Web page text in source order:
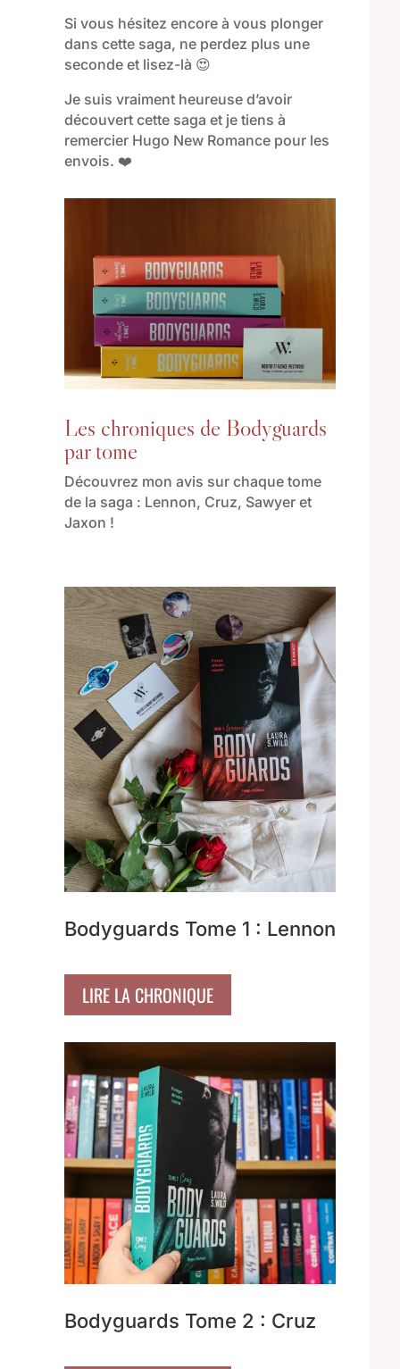
Si vous hésitez encore à vous plonger
dans cette saga, ne perdez plus une
seconde et lisez-là 😍
Je suis vraiment heureuse d’avoir
découvert cette saga et je tiens à
remercier Hugo New Romance pour les
envois. ❤️
Les chroniques de Bodyguards
par tome
Découvrez mon avis sur chaque tome
de la saga : Lennon, Cruz, Sawyer et
Jaxon !
Bodyguards Tome 1 : Lennon
LIRE LA CHRONIQUE
Bodyguards Tome 2 : Cruz